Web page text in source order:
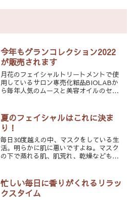
今年もグランコレクション2022
が販売されます
月花のフェイシャルトリートメントで使
用しているサロン専売化粧品BIOLABか
ら毎年人気のムースと美容オイルのセッ
13,200円昨年のブルーのムースも良かっ
たので...
夏のフェイシャルはこれに決ま
り！
毎日30度越えの中、マスクをしている生
活。明らかに肌に悪いですよね。マスク
の下で蒸れる肌、肌荒れ、乾燥なども気
ェイスラインがたるんでいる。いざマス
クを外すと鏡に映る自分...
忙しい毎日に香りがくれるリラッ
クスタイム